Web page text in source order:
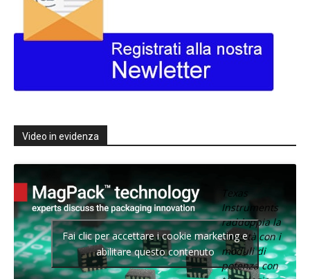
Video in evidenza
Texas
Instruments
raddoppia la
densità con i
moduli di
potenza con
Fai clic per accettare i cookie marketing e
abilitare questo contenuto